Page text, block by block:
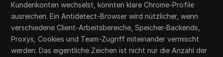
Kundenkonten wechselst, könnten klare Chrome-Profile
ausreichen. Ein Antidetect-Browser wird nützlicher, wenn
verschiedene Client-Arbeitsbereiche, Speicher-Backends,
Proxys, Cookies und Team-Zugriff miteinander vermischt
werden. Das eigentliche Zeichen ist nicht nur die Anzahl der